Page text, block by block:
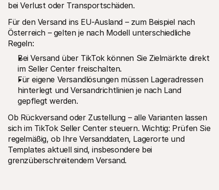
bei Verlust oder Transportschäden.
Für den Versand ins EU-Ausland – zum Beispiel nach
Österreich – gelten je nach Modell unterschiedliche
Regeln:
Bei Versand über TikTok können Sie Zielmärkte direkt
im Seller Center freischalten.
Für eigene Versandlösungen müssen Lageradressen
hinterlegt und Versandrichtlinien je nach Land
gepflegt werden.
Ob Rückversand oder Zustellung – alle Varianten lassen
sich im TikTok Seller Center steuern. Wichtig: Prüfen Sie
regelmäßig, ob Ihre Versanddaten, Lagerorte und
Templates aktuell sind, insbesondere bei
grenzüberschreitendem Versand.